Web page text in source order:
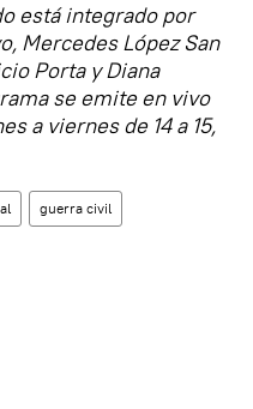
está integrado por
Mercedes López San
Porta y Diana
se emite en vivo
a viernes de 14 a 15,
guerra civil